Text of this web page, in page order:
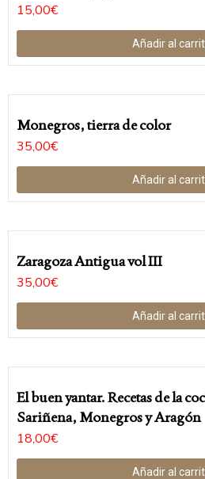
15,00€
Añadir al
Monegros, tierra de color
35,00€
Añadir al
Zaragoza Antigua vol III
35,00€
Añadir al
El buen yantar. Recetas de la
Sariñena, Monegros y Aragón
18,00€
Añadir al